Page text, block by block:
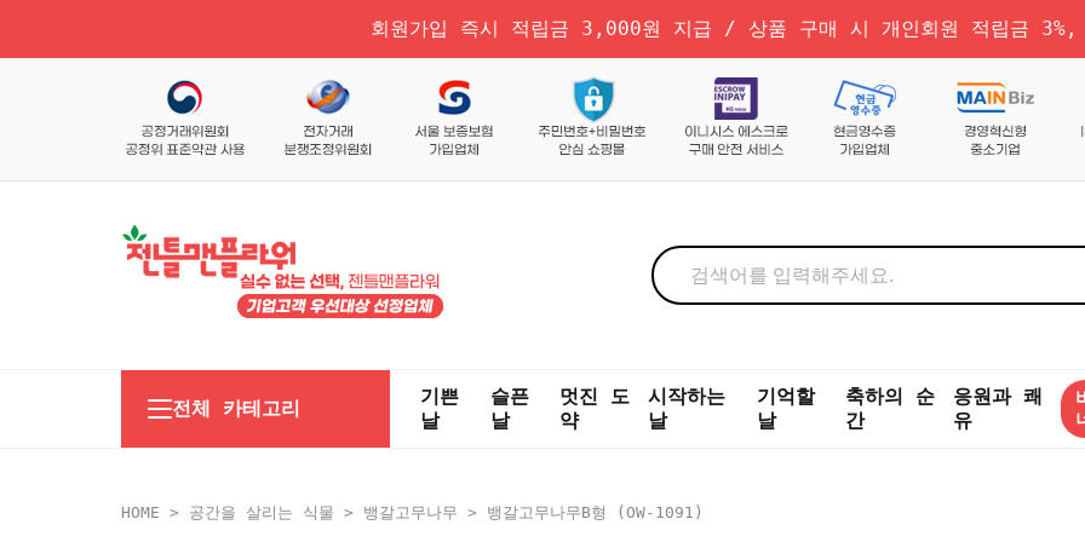
회원가입 즉시 적립금 3,000원 지급 / 상품 구매 시 개인회원 적립금 3%,
전체 카테고리
기쁜
날
슬픈
날
멋진 도
약
시작하는
날
기억할
날
축하의 순
간
응원과 쾌
유
HOME > 공간을 살리는 식물 > 뱅갈고무나무 > 뱅갈고무나무B형 (OW-1091)